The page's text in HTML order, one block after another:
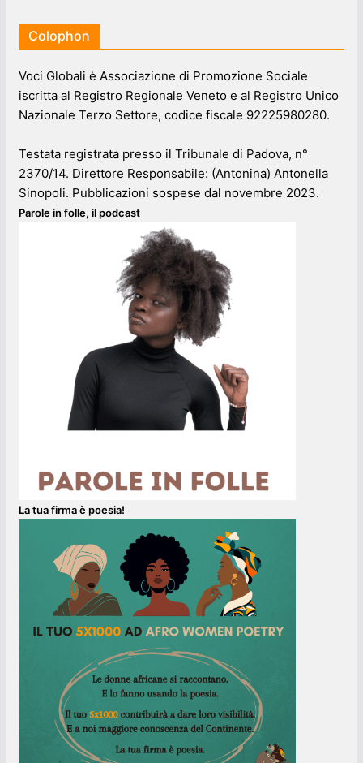
Colophon
Voci Globali è Associazione di Promozione Sociale
iscritta al Registro Regionale Veneto e al Registro Unico
Nazionale Terzo Settore, codice fiscale 92225980280.
Testata registrata presso il Tribunale di Padova, n°
2370/14. Direttore Responsabile: (Antonina) Antonella
Sinopoli. Pubblicazioni sospese dal novembre 2023.
Parole in folle, il podcast
La tua firma è poesia!